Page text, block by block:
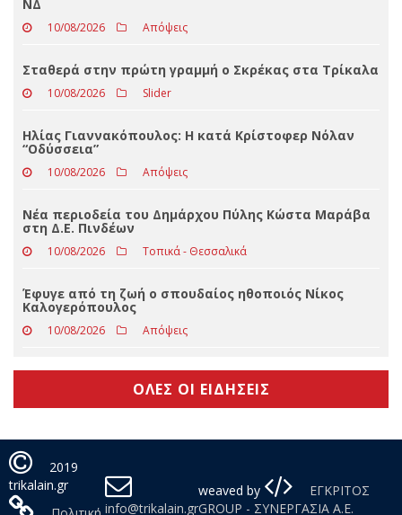
από 9.000.000 ευρώ στα επτά χρόνια διακυβέρνησης
ΝΔ
Σταθερά στην πρώτη γραμμή ο Σκρέκας στα Τρίκαλα
10/08/2026 Slider
Ηλίας Γιαννακόπουλος: Η κατά Κρίστοφερ Νόλαν
“Oδύσσεια”
10/08/2026 Απόψεις
Νέα περιοδεία του Δημάρχου Πύλης Κώστα Μαράβα
στη Δ.Ε. Πινδέων
10/08/2026 Τοπικά - Θεσσαλικά
Έφυγε από τη ζωή ο σπουδαίος ηθοποιός Νίκος
Καλογερόπουλος
10/08/2026 Απόψεις